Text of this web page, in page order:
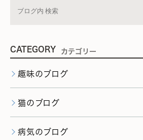
CATEGORY カテゴリー
趣味のブログ
猫のブログ
病気のブログ